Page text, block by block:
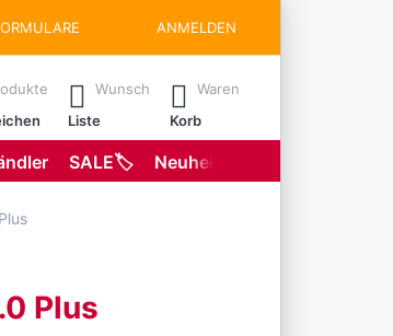
ANMELDEN
Drücken Sie die Eingabetaste, um
Wunsch
Liste
Waren
Korb
SALE🏷️ Neuheiten
Plus